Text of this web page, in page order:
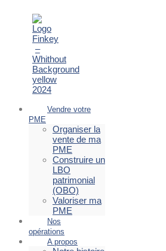
Vendre votre
PME
Organiser la
vente de ma
PME
Construire un
LBO
patrimonial
(OBO)
Valoriser ma
PME
Nos
opérations
A propos